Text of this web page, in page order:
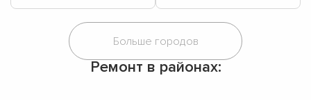
Ремонт в районах: